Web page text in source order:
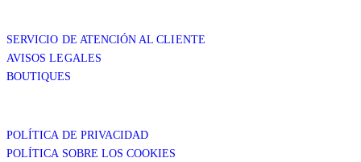
SERVICIO DE ATENCIÓN AL CLIENTE
AVISOS LEGALES
BOUTIQUES
POLÍTICA DE PRIVACIDAD
POLÍTICA SOBRE LOS COOKIES